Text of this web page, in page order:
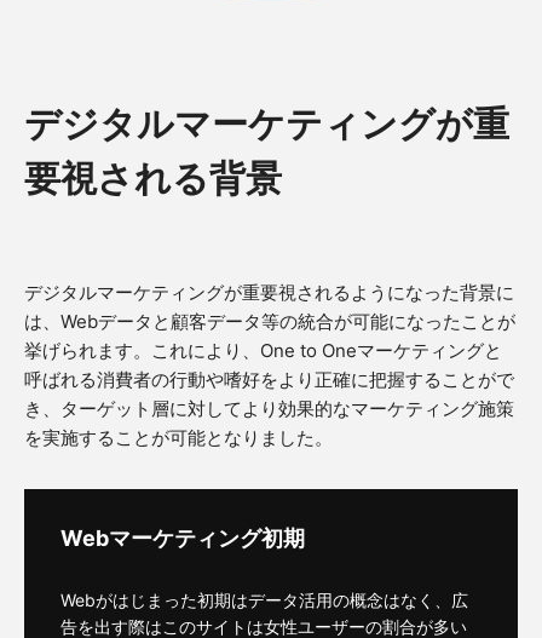
デジタルマーケティングが重
要視される背景
デジタルマーケティングが重要視されるようになった背景に
は、Webデータと顧客データ等の統合が可能になったことが
挙げられます。これにより、One to Oneマーケティングと
呼ばれる消費者の行動や嗜好をより正確に把握することがで
き、ターゲット層に対してより効果的なマーケティング施策
を実施することが可能となりました。
Webマーケティング初期
Webがはじまった初期はデータ活用の概念はなく、広
告を出す際はこのサイトは女性ユーザーの割合が多い